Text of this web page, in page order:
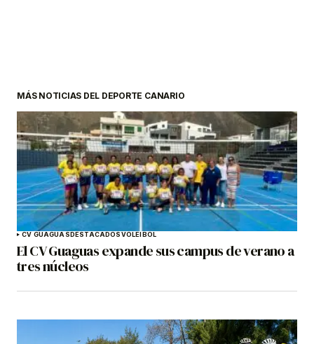
MÁS NOTICIAS DEL DEPORTE CANARIO
CV GUAGUASDESTACADOSVOLEIBOL
El CV Guaguas expande sus campus de verano a
tres núcleos